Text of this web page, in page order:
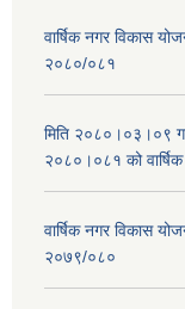
वार्षिक नगर विकास
२०८०/०८१
मिति २०८०।०३।०९
२०८०।०८१ को वार्षिक
वार्षिक नगर विकास
२०७९/०८०